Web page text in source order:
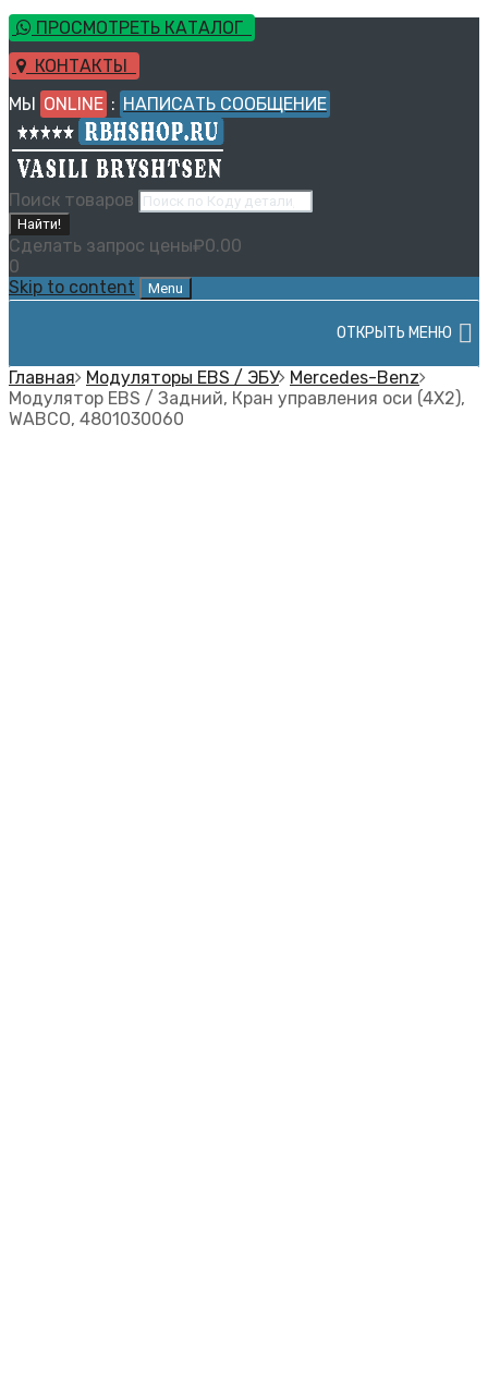
ПРОСМОТРЕТЬ КАТАЛОГ
КОНТАКТЫ
МЫ ONLINE : НАПИСАТЬ СООБЩЕНИЕ
Поиск товаров
Найти!
Сделать запрос цены₽0.00
0
Skip to content
Menu
ОТКРЫТЬ МЕНЮ
Главная Модуляторы EBS / ЭБУ Mercedes-Benz
Модулятор EBS / Задний, Кран управления оси (4X2),
WABCO, 4801030060